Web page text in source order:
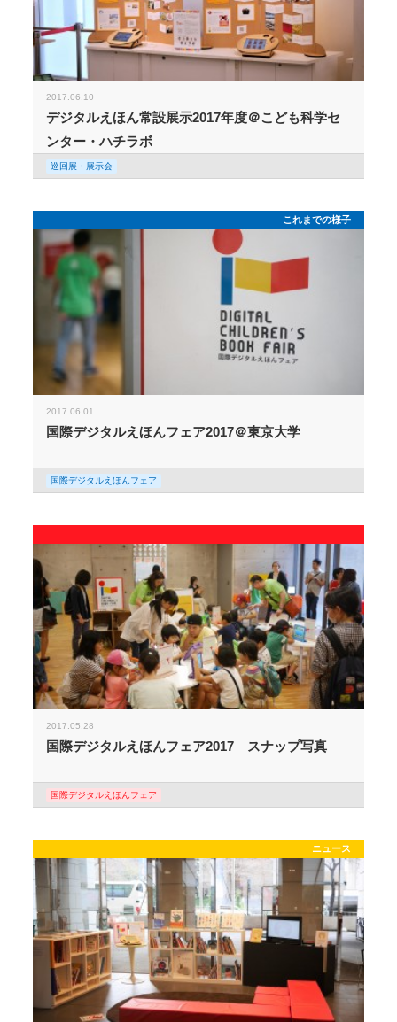
2017.06.10
デジタルえほん常設展示2017年度＠こども科学セ
ンター・ハチラボ
巡回展・展示会
これまでの様子
2017.06.01
国際デジタルえほんフェア2017＠東京大学
国際デジタルえほんフェア
2017.05.28
国際デジタルえほんフェア2017 スナップ写真
国際デジタルえほんフェア
ニュース